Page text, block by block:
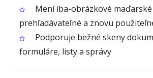
Mení iba-obrázkové maďarské
prehľadávateľné a znovu
Podporuje bežné skeny
formuláre, listy a správy